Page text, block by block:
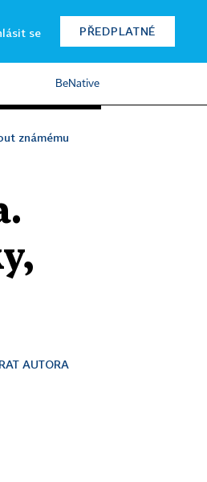
se PŘEDPLATNÉ
BeNative
známému
AUTORA